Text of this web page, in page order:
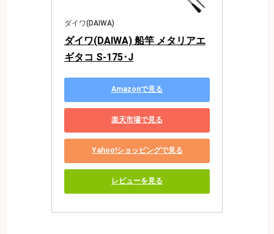
ダイワ(DAIWA)
ダイワ(DAIWA) 船竿 メタリアエ
ギタコ S-175･J
Amazonで見る
楽天市場で見る
Yahoo!ショッピングで見る
レビューを見る